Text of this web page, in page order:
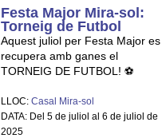
Festa Major Mira-sol:
Torneig de Futbol
Aquest juliol per Festa Major es
recupera amb ganes el
TORNEIG DE FUTBOL! ⚽
LLOC: Casal Mira-sol
DATA: Del 5 de juliol al 6 de juliol de
2025